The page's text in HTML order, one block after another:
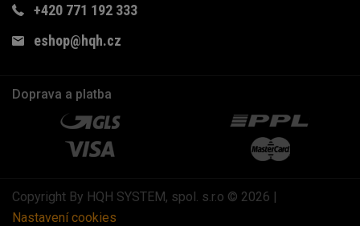
+420 771 192 333
eshop@hqh.cz
Doprava a platba
Copyright By HQH SYSTEM, spol. s.r.o © 2026 |
Nastavení cookies